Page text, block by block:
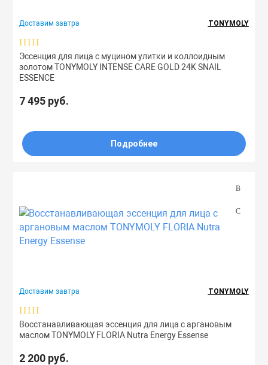
Доставим завтра TONYMOLY
Эссенция для лица с муцином улитки и коллоидным
золотом TONYMOLY INTENSE CARE GOLD 24K SNAIL
ESSENCE
7 495 руб.
Подробнее
Доставим завтра TONYMOLY
Восстанавливающая эссенция для лица с аргановым
маслом TONYMOLY FLORIA Nutra Energy Essense
2 200 руб.